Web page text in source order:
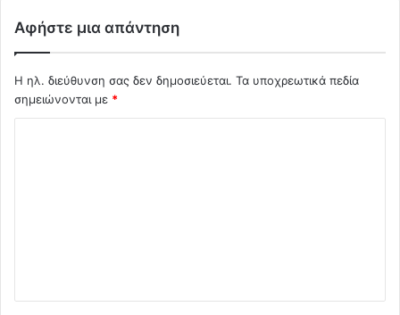
Αφήστε μια απάντηση
Η ηλ. διεύθυνση σας δεν δημοσιεύεται. Τα υποχρεωτικά πεδία
σημειώνονται με *